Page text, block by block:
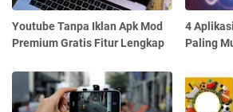
Youtube Tanpa Iklan Apk Mod
Premium Gratis Fitur Lengkap
4
Paling